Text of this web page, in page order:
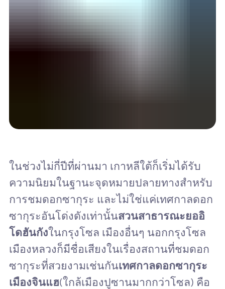
ในช่วงไม่กี่ปีที่ผ่านมา เกาหลีใต้ก็เริ่มได้รับ
ความนิยมในฐานะจุดหมายปลายทางสำหรับ
การชมดอกซากุระ และไม่ใช่แค่เทศกาลดอก
ซากุระอันโด่งดังเท่านั้นสวนสาธารณะยออิ
โดฮันกังในกรุงโซล เมืองอื่นๆ นอกกรุงโซล
เมืองหลวงก็มีชื่อเสียงในเรื่องสถานที่ชมดอก
ซากุระที่สวยงามเช่นกันเทศกาลดอกซากุระ
เมืองจินแฮ(ใกล้เมืองปูซานมากกว่าโซล) คือ